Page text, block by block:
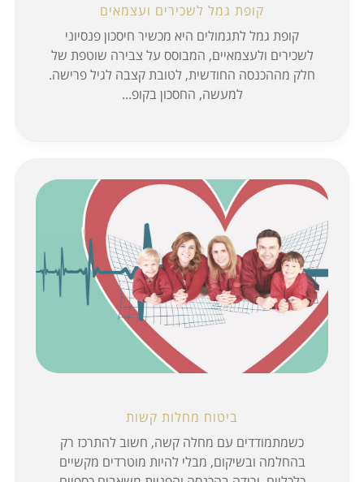
קופת גמל לשכירים ועצמאים
קופת גמל לתגמולים היא מכשיר חיסכון פנסיוני
לשכירים ולעצמאיים, המבוסס על צבירה שוטפת של
חלק מההכנסה החודשית, לטובת קצבה לגיל פרישה.
למעשה, החסכון בקופ...
ביטוח מחלות קשות
כשמתמודדים עם מחלה קשה, חשוב להתרכז רק
בהחלמה ובשיקום, מבלי להיות מוטרדים מקשיים